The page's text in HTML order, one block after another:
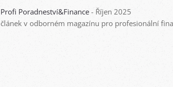
Profi Poradneství&Finance- Říjen 2025
článek v odborném magazínu pro profesionální